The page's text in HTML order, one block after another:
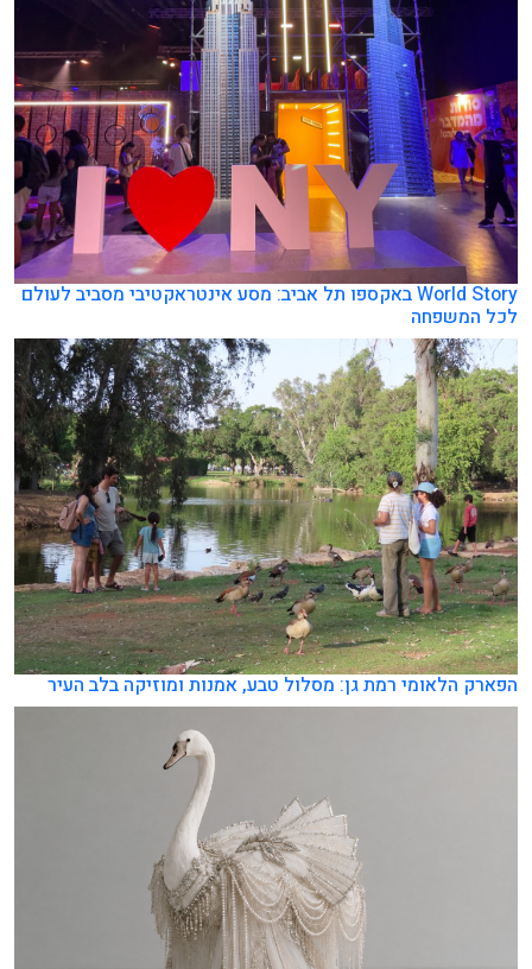
World Story באקספו תל אביב: מסע אינטראקטיבי מסביב לעולם
לכל המשפחה
הפארק הלאומי רמת גן: מסלול טבע, אמנות ומוזיקה בלב העיר